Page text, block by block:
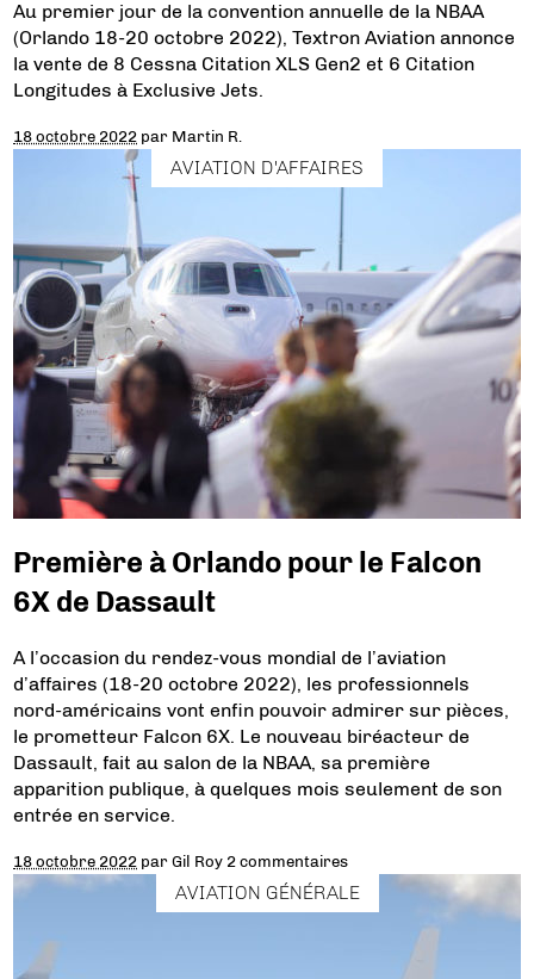
Au premier jour de la convention annuelle de la NBAA
(Orlando 18-20 octobre 2022), Textron Aviation annonce
la vente de 8 Cessna Citation XLS Gen2 et 6 Citation
Longitudes à Exclusive Jets.
18 octobre 2022 par Martin R.
AVIATION D'AFFAIRES
Première à Orlando pour le Falcon
6X de Dassault
A l’occasion du rendez-vous mondial de l’aviation
d’affaires (18-20 octobre 2022), les professionnels
nord-américains vont enfin pouvoir admirer sur pièces,
le prometteur Falcon 6X. Le nouveau biréacteur de
Dassault, fait au salon de la NBAA, sa première
apparition publique, à quelques mois seulement de son
entrée en service.
18 octobre 2022 parGil Roy 2 commentaires
AVIATION GÉNÉRALE